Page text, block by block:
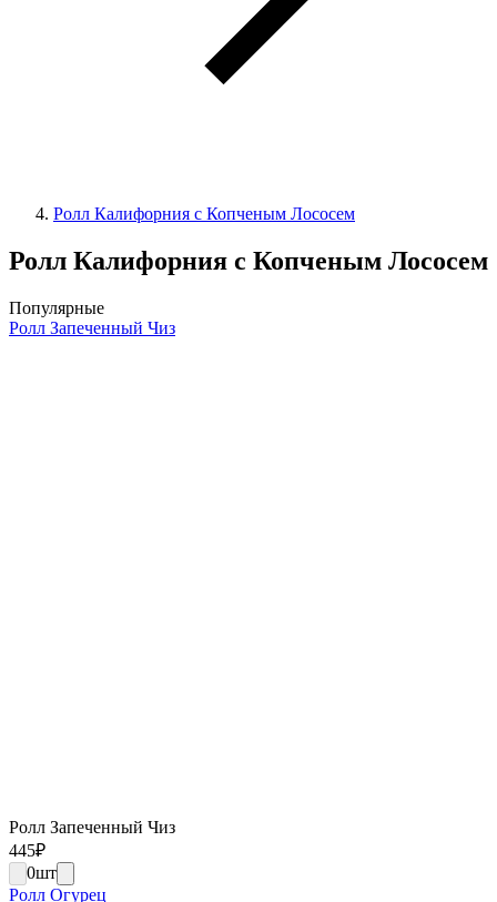
Ролл Калифорния с Копченым Лососем
Ролл Калифорния с Копченым Лососем
Популярные
Ролл Запеченный Чиз
Ролл Запеченный Чиз
445₽
0шт
Ролл Огурец